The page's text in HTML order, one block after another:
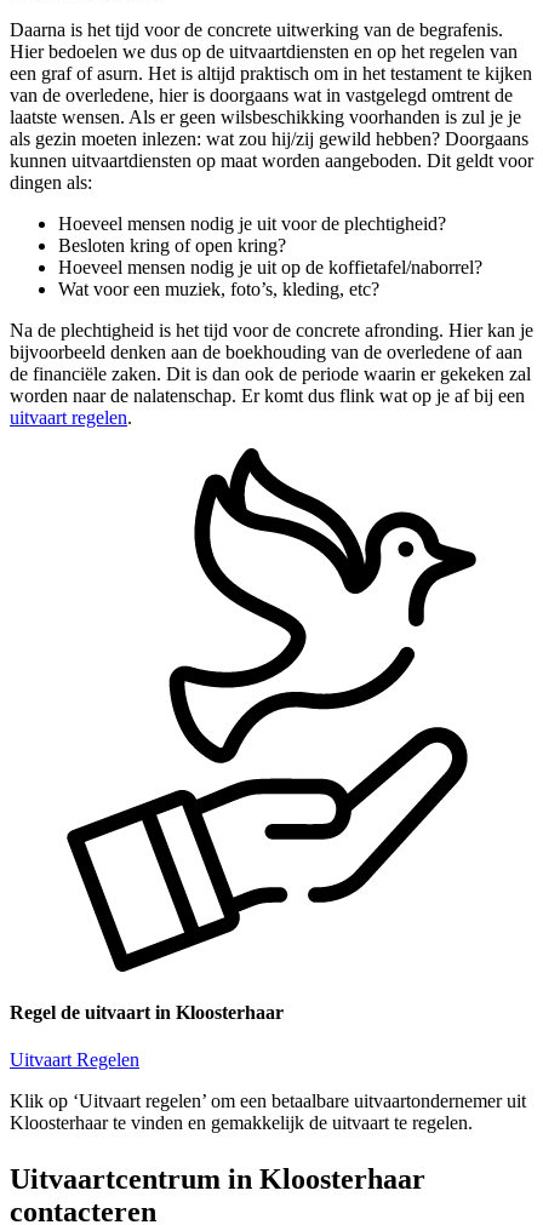
Daarna is het tijd voor de concrete uitwerking van de begrafenis.
Hier bedoelen we dus op de uitvaartdiensten en op het regelen van
een graf of asurn. Het is altijd praktisch om in het testament te kijken
van de overledene, hier is doorgaans wat in vastgelegd omtrent de
laatste wensen. Als er geen wilsbeschikking voorhanden is zul je je
als gezin moeten inlezen: wat zou hij/zij gewild hebben? Doorgaans
kunnen uitvaartdiensten op maat worden aangeboden. Dit geldt voor
dingen als:
Hoeveel mensen nodig je uit voor de plechtigheid?
Besloten kring of open kring?
Hoeveel mensen nodig je uit op de koffietafel/naborrel?
Wat voor een muziek, foto’s, kleding, etc?
Na de plechtigheid is het tijd voor de concrete afronding. Hier kan je
bijvoorbeeld denken aan de boekhouding van de overledene of aan
de financiële zaken. Dit is dan ook de periode waarin er gekeken zal
worden naar de nalatenschap. Er komt dus flink wat op je af bij een
uitvaart regelen.
Regel de uitvaart in Kloosterhaar
Uitvaart Regelen
Klik op ‘Uitvaart regelen’ om een betaalbare uitvaartondernemer uit
Kloosterhaar te vinden en gemakkelijk de uitvaart te regelen.
Uitvaartcentrum in Kloosterhaar
contacteren